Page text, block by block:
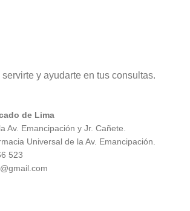
y ayudarte en tus consultas.
de Lima
Av. Emancipación y Jr. Cañete.
Universal de la Av. Emancipación.
523